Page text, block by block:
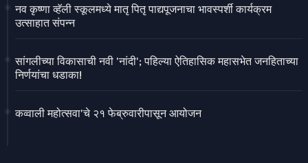
नव कृष्णा व्हॅली स्कूलमध्ये मातृ पितृ पाद्यपूजनाचा भावस्पर्शी कार्यक्रम
उत्साहात संपन्न
सांगलीच्या विकासाची नवी 'नांदी'; पहिल्या ऐतिहासिक महासभेत जनहिताच्या
निर्णयांचा धडाका!
कव्वाली महोत्सवा'चे २१ फेब्रुवारीपासून आयोजन